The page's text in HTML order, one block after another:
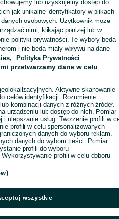
Wyświetlenia:
lub uzyskujemy dostęp do
jak unikalne identyfikatory w plikach
osobowych. Użytkownik może
nimi, klikając poniżej lub w
polityki prywatności. Te wybory będą
i nie będą miały wpływu na dane
Polityka Prywatności
przetwarzamy dane w celu
Aktywne skanowanie
celów identyfikacji. Rozumienie
kombinacji danych z różnych źródeł.
urządzeniu lub dostęp do nich. Pomiar
ulepszanie usług. Tworzenie profili w
profili w celu spersonalizowanych
danych do wyboru reklam.
danych do wyboru treści. Pomiar
profili do wyboru
profili w celu doboru
wszystkie